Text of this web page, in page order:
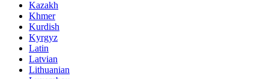
Kazakh
Khmer
Kurdish
Kyrgyz
Latin
Latvian
Lithuanian